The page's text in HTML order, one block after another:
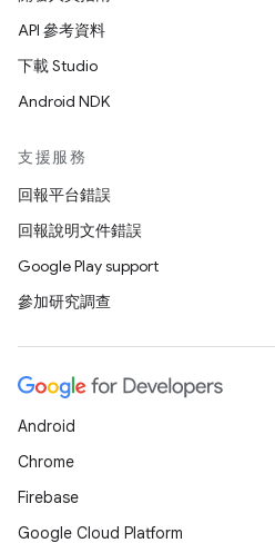
API 參考資料
下載 Studio
Android NDK
支援服務
回報平台錯誤
回報說明文件錯誤
Google Play support
參加研究調查
Android
Chrome
Firebase
Google Cloud Platform